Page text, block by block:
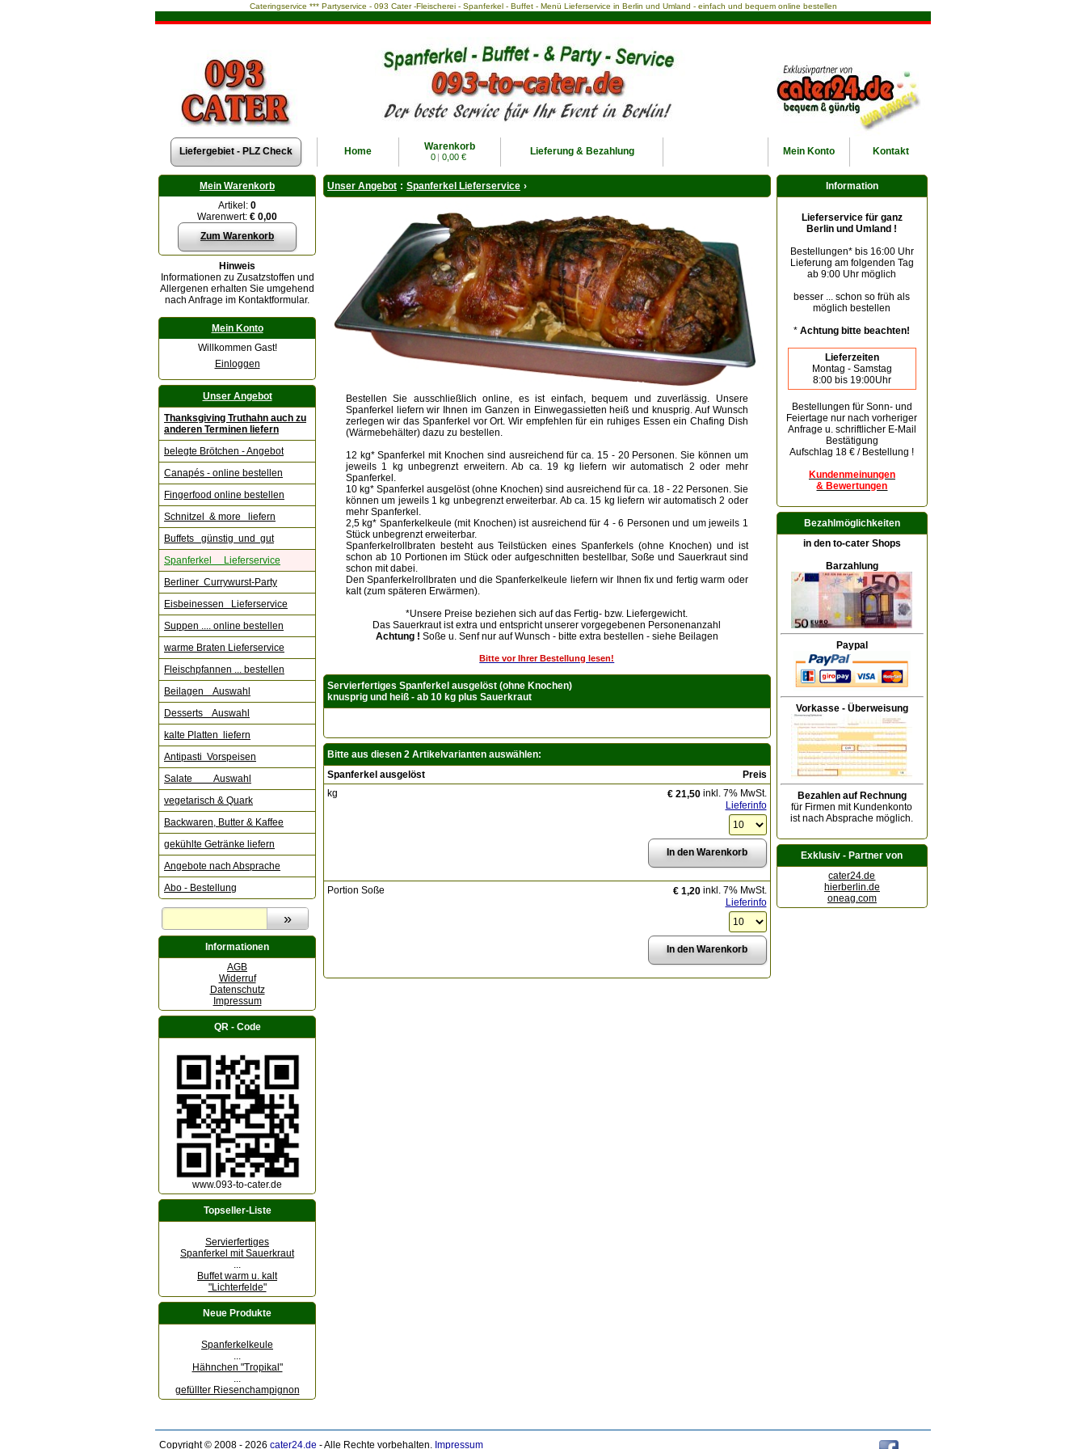
Cateringservice *** Partyservice - 093 Cater -Fleischerei - Spanferkel - Buffet - Menü Lieferservice in Berlin und Umland - einfach und bequem online bestellen
Liefergebiet - PLZ Check Home Warenkorb
0 | 0,00 € Lieferung & Bezahlung Kontakt
Mein Konto
Mein Warenkorb
Artikel: 0
Warenwert: € 0,00
Zum Warenkorb
Hinweis
Informationen zu Zusatzstoffen und
Allergenen erhalten Sie umgehend
nach Anfrage im Kontaktformular.
Mein Konto
Willkommen Gast!
Einloggen
Unser Angebot
Thanksgiving Truthahn auch zu
anderen Terminen liefern
belegte Brötchen - Angebot
Canapés - online bestellen
Fingerfood online bestellen
Schnitzel & more liefern
Buffets günstig und gut
Spanferkel Lieferservice
Berliner Currywurst-Party
Eisbeinessen Lieferservice
Suppen .... online bestellen
warme Braten Lieferservice
Fleischpfannen ... bestellen
Beilagen Auswahl
Desserts Auswahl
kalte Platten liefern
Antipasti Vorspeisen
Salate Auswahl
vegetarisch & Quark
Backwaren, Butter & Kaffee
gekühlte Getränke liefern
Angebote nach Absprache
Abo - Bestellung
Informationen
AGB
Widerruf
Datenschutz
Impressum
QR - Code
www.093-to-cater.de
Topseller-Liste
Servierfertiges
Spanferkel mit Sauerkraut
...
Buffet warm u. kalt
"Lichterfelde"
Neue Produkte
Spanferkelkeule
...
Hähnchen "Tropikal"
...
gefüllter Riesenchampignon
Unser Angebot : Spanferkel Lieferservice ›
Bestellen Sie ausschließlich online, es ist einfach, bequem und zuverlässig. Unsere
Spanferkel liefern wir Ihnen im Ganzen in Einwegassietten heiß und knusprig. Auf Wunsch
zerlegen wir das Spanferkel vor Ort. Wir empfehlen für ein ruhiges Essen ein Chafing Dish
(Wärmebehälter) dazu zu bestellen.
12 kg* Spanferkel mit Knochen sind ausreichend für ca. 15 - 20 Personen. Sie können um
jeweils 1 kg unbegrenzt erweitern. Ab ca. 19 kg liefern wir automatisch 2 oder mehr
Spanferkel.
10 kg* Spanferkel ausgelöst (ohne Knochen) sind ausreichend für ca. 18 - 22 Personen. Sie
können um jeweils 1 kg unbegrenzt erweiterbar. Ab ca. 15 kg liefern wir automatisch 2 oder
mehr Spanferkel.
2,5 kg* Spanferkelkeule (mit Knochen) ist ausreichend für 4 - 6 Personen und um jeweils 1
Stück unbegrenzt erweiterbar.
Spanferkelrollbraten besteht aus Teilstücken eines Spanferkels (ohne Knochen) und ist
schon ab 10 Portionen im Stück oder aufgeschnitten bestellbar, Soße und Sauerkraut sind
schon mit dabei.
Den Spanferkelrollbraten und die Spanferkelkeule liefern wir Ihnen fix und fertig warm oder
kalt (zum späteren Erwärmen).
*Unsere Preise beziehen sich auf das Fertig- bzw. Liefergewicht.
Das Sauerkraut ist extra und entspricht unserer vorgegebenen Personenanzahl
Achtung ! Soße u. Senf nur auf Wunsch - bitte extra bestellen - siehe Beilagen
Bitte vor Ihrer Bestellung lesen!
Servierfertiges Spanferkel ausgelöst (ohne Knochen)
knusprig und heiß - ab 10 kg plus Sauerkraut
Bitte aus diesen 2 Artikelvarianten auswählen:
Spanferkel ausgelöst
Preis
kg
€ 21,50inkl. 7% MwSt.
Lieferinfo
Portion Soße € 1,20inkl. 7% MwSt.
Lieferinfo
Information
Lieferservice für ganz
Berlin und Umland !
Bestellungen* bis 16:00 Uhr
Lieferung am folgenden Tag
ab 9:00 Uhr möglich
besser ... schon so früh als
möglich bestellen
*Achtung bitte beachten!
Lieferzeiten
Montag - Samstag
8:00 bis 19:00Uhr
Bestellungen für Sonn- und
Feiertagenur nach vorheriger
Anfrage u. schriftlicher E-Mail
Bestätigung
Aufschlag 18 € / Bestellung !
Kundenmeinungen
& Bewertungen
Bezahlmöglichkeiten
in den to-cater Shops
Barzahlung
Paypal
Vorkasse - Überweisung
Bezahlen auf Rechnung
für Firmen mit Kundenkonto
ist nach Absprache möglich.
Exklusiv - Partner von
cater24.de
hierberlin.de
oneag.com
Copyright © 2008 - 2026 cater24.de - Alle Rechte vorbehalten. Impressum